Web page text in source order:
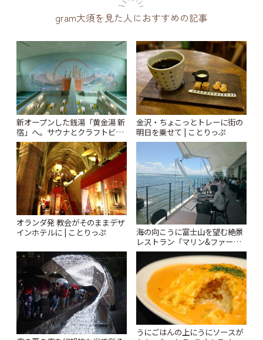
gram大須を見た人におすすめの記事
新オープンした銭湯「黄金湯 新
宿」へ。サウナとクラフトビー
ルを楽しむ癒やしのレトロ空間
| ことりっぷ
金沢・ちょこっとトレーに街の
明日を乗せて | ことりっぷ
オランダ発 教会がそのままデザ
インホテルに | ことりっぷ
海の向こうに富士山を望む絶景
レストラン「マリン&ファー
ム」が湘南にオープン! | ことり
っぷ
うにごはんの上にうにソースが